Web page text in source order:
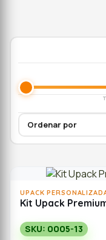
UPACK
Kit Upack
SKU: 0005-13